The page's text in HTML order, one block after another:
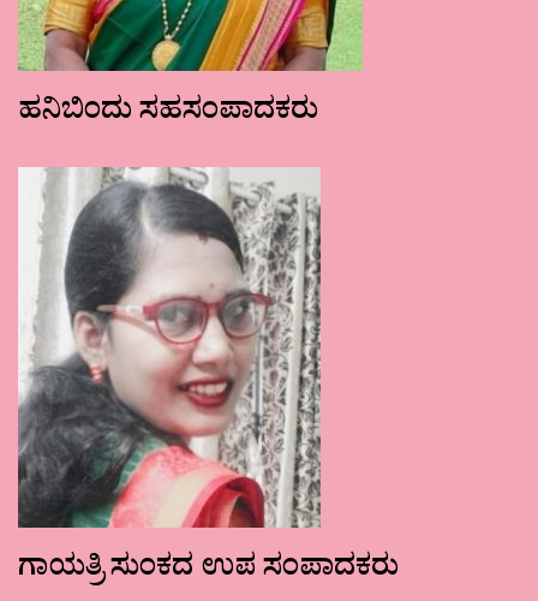
ಹನಿಬಿಂದು ಸಹಸಂಪಾದಕರು
ಗಾಯತ್ರಿ ಸುಂಕದ ಉಪ ಸಂಪಾದಕರು